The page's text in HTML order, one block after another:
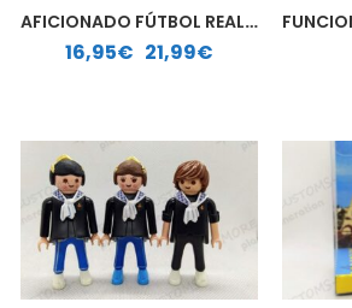
AFICIONADO FÚTBOL REAL SOCIEDAD | PLAYMOBIL PERSONALIZADO
16,95€ 21,99€
Rango de precios: desde 16,95€ hasta 21,99€